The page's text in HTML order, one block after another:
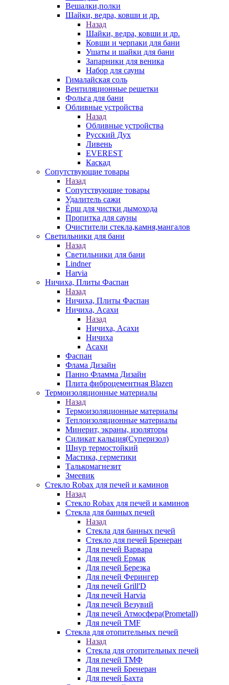
Вешалки,полки
Шайки, ведра, ковши и др.
Назад
Шайки, ведра, ковши и др.
Ковши и черпаки для бани
Ушаты и шайки для бани
Запарники для веника
Набор для сауны
Гималайская соль
Вентиляционные решетки
Фольга для бани
Обливные устройства
Назад
Обливные устройства
Русский Дух
Ливень
EVEREST
Каскад
Сопутствующие товары
Назад
Сопутствующие товары
Удалитель сажи
Ёрш для чистки дымохода
Пропитка для сауны
Очистители стекла,камня,мангалов
Светильники для бани
Назад
Светильники для бани
Lindner
Harvia
Ничиха, Плиты Фаспан
Назад
Ничиха, Плиты Фаспан
Ничиха, Асахи
Назад
Ничиха, Асахи
Ничиха
Асахи
Фаспан
Флама Дизайн
Панно Фламма Дизайн
Плита фиброцементная Blazen
Термоизоляционные материалы
Назад
Термоизоляционные материалы
Теплоизоляционные материалы
Минерит, экраны, изоляторы
Силикат кальция(Суперизол)
Шнур термостойкий
Мастика, герметики
Талькомагнезит
Змеевик
Стекло Robax для печей и каминов
Назад
Стекло Robax для печей и каминов
Стекла для банных печей
Назад
Стекла для банных печей
Стекло для печей Бренеран
Для печей Варвара
Для печей Ермак
Для печей Березка
Для печей Ферингер
Для печей Grill'D
Для печей Harvia
Для печей Везувий
Для печей Атмосфера(Prometall)
Для печей TMF
Стекла для отопительных печей
Назад
Стекла для отопительных печей
Для печей ТМФ
Для печей Бренеран
Для печей Бахта